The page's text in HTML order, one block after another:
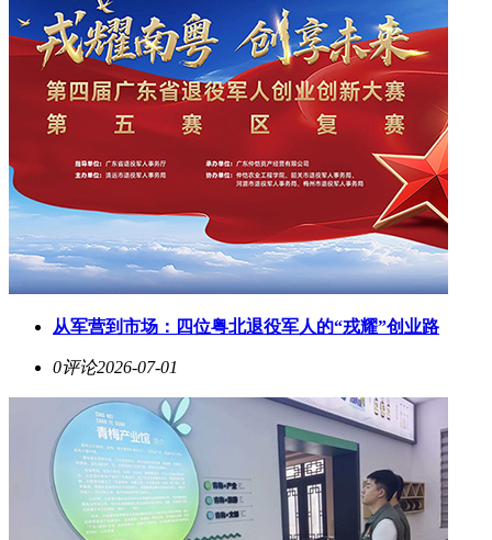
从军营到市场：四位粤北退役军人的“戎耀”创业路
0评论2026-07-01